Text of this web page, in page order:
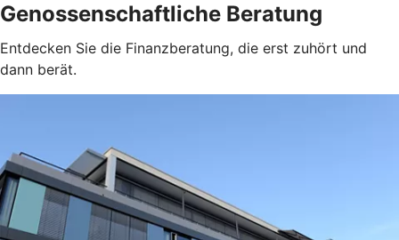
Genossenschaftliche Beratung
Entdecken Sie die Finanzberatung, die erst zuhört und
dann berät.